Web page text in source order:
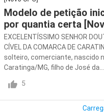
Modelo de petição
por quantia certa
EXCELENTÍSSIMO SENHOR
CÍVEL DA COMARCA DE
solteiro, comerciante, nascido
Caratinga/MG, filho de José da...
5